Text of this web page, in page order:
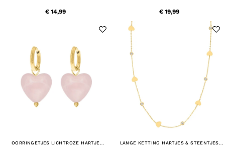
€ 14,99 € 19,99
OORRINGETJES LICHTROZE HARTJE
LANGE KETTING HARTJES & STEENTJES